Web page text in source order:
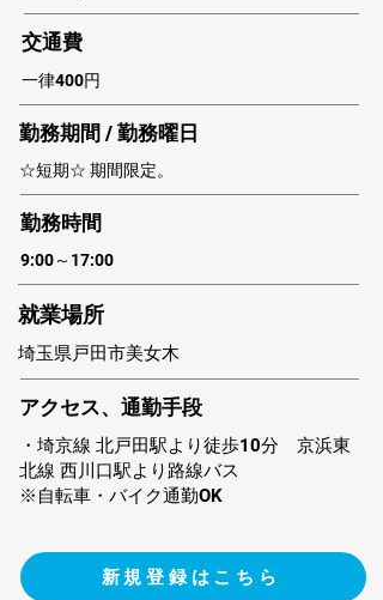
​交通費
一律400円
勤務期間 / 勤務曜日
☆短期☆ 期間限定。
​勤務時間
9:00～17:00
​就業場所
埼玉県戸田市美女木
アクセス、通勤手段
・埼京線 北戸田駅より徒歩10分 京浜東
北線 西川口駅より路線バス
※自転車・バイク通勤OK
新規登録はこちら